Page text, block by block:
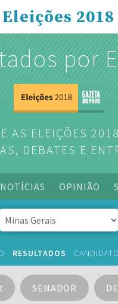
Eleições 2018
por
AS ELEIÇÕES
DEBATES E
NOTÍCIAS OPINIÃO
RESULTADOS
SENADOR